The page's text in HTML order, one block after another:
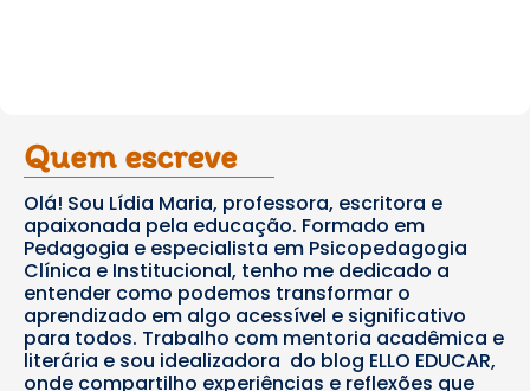
Quem escreve
Olá! Sou Lídia Maria, professora, escritora e
apaixonada pela educação. Formado em
Pedagogia e especialista em Psicopedagogia
Clínica e Institucional, tenho me dedicado a
entender como podemos transformar o
aprendizado em algo acessível e significativo
para todos. Trabalho com mentoria acadêmica e
literária e sou idealizadora do blog ELLO EDUCAR,
onde compartilho experiências e reflexões que